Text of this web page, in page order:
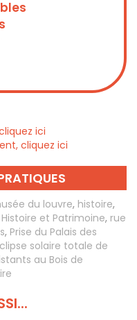
ici
cliquez ici
du louvre, histoire,
Histoire et Patrimoine, rue
, Prise du Palais des
solaire totale de
au Bois de